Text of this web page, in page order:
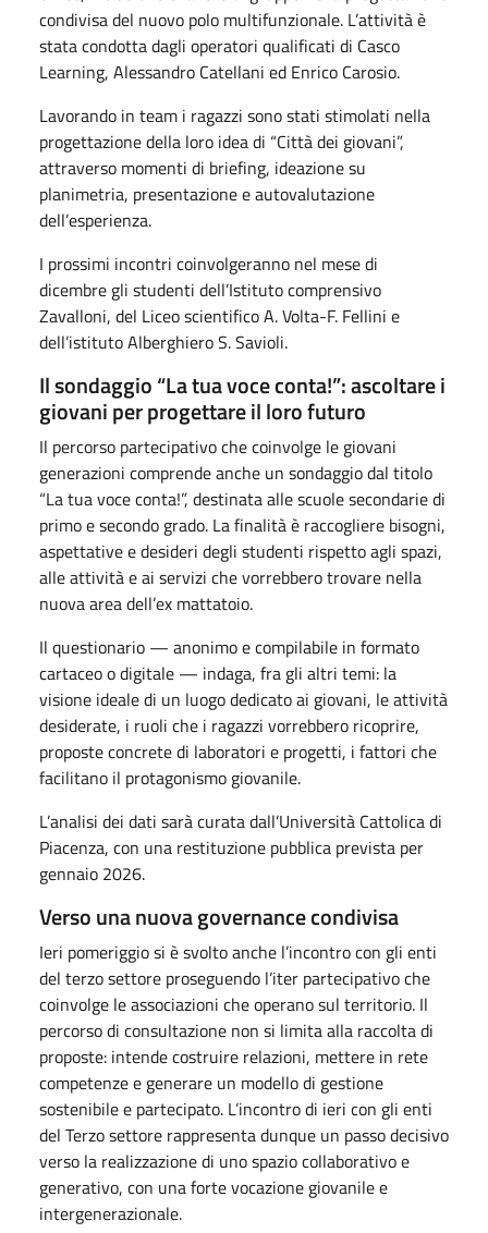
condivisa del nuovo polo multifunzionale. L’attività è
stata condotta dagli operatori qualificati di Casco
Learning, Alessandro Catellani ed Enrico Carosio.
Lavorando in team i ragazzi sono stati stimolati nella
progettazione della loro idea di “Città dei giovani”,
attraverso momenti di briefing, ideazione su
planimetria, presentazione e autovalutazione
dell’esperienza.
I prossimi incontri coinvolgeranno nel mese di
dicembre gli studenti dell’Istituto comprensivo
Zavalloni, del Liceo scientifico A. Volta-F. Fellini e
dell’istituto Alberghiero S. Savioli.
Il sondaggio “La tua voce conta!”: ascoltare i
giovani per progettare il loro futuro
Il percorso partecipativo che coinvolge le giovani
generazioni comprende anche un sondaggio dal titolo
“La tua voce conta!”, destinata alle scuole secondarie di
primo e secondo grado. La finalità è raccogliere bisogni,
aspettative e desideri degli studenti rispetto agli spazi,
alle attività e ai servizi che vorrebbero trovare nella
nuova area dell’ex mattatoio.
Il questionario — anonimo e compilabile in formato
cartaceo o digitale — indaga, fra gli altri temi: la
visione ideale di un luogo dedicato ai giovani, le attività
desiderate, i ruoli che i ragazzi vorrebbero ricoprire,
proposte concrete di laboratori e progetti, i fattori che
facilitano il protagonismo giovanile.
L’analisi dei dati sarà curata dall’Università Cattolica di
Piacenza, con una restituzione pubblica prevista per
gennaio 2026.
Verso una nuova governance condivisa
Ieri pomeriggio si è svolto anche l’incontro con gli enti
del terzo settore proseguendo l’iter partecipativo che
coinvolge le associazioni che operano sul territorio. Il
percorso di consultazione non si limita alla raccolta di
proposte: intende costruire relazioni, mettere in rete
competenze e generare un modello di gestione
sostenibile e partecipato. L’incontro di ieri con gli enti
del Terzo settore rappresenta dunque un passo decisivo
verso la realizzazione di uno spazio collaborativo e
generativo, con una forte vocazione giovanile e
intergenerazionale.